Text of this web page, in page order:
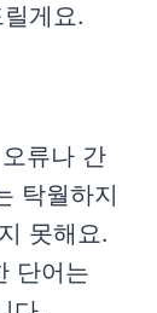
게요.
류나 간
탁월하지
못해요.
단어는